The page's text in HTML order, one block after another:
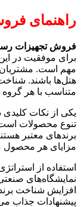
راهنمای
فروش تجهیزات
برای موفقیت در
مهم است. مشتریان
هتل‌ها باشند.
متناسب با هر گروه
یکی از نکات کلیدی
تنوع محصولات است.
برندهای معتبر
مزایای هر محصول
استفاده از
نمایشگاه‌های
افزایش شناخت
پیشنهادات جذاب